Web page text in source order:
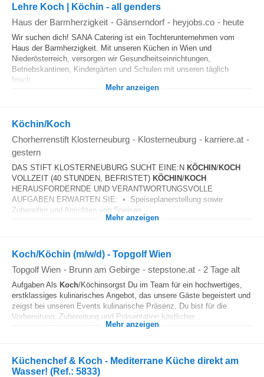
Lehre Koch | Köchin - all genders
Haus der Barmherzigkeit - Gänserndorf - heyjobs.co - heute
Wir suchen dich! SANA Catering ist ein Tochterunternehmen vom
Haus der Barmherzigkeit. Mit unseren Küchen in Wien und
Niederösterreich, versorgen wir Gesundheitseinrichtungen,
Betriebskantinen, Kindergärten und Schulen mit unseren täglich
frisch...
Mehr anzeigen
Köchin/Koch
Chorherrenstift Klosterneuburg - Klosterneuburg - karriere.at -
gestern
DAS STIFT KLOSTERNEUBURG SUCHT EINE:N KÖCHIN/KOCH
VOLLZEIT (40 STUNDEN, BEFRISTET) KÖCHIN/KOCH
HERAUSFORDERNDE UND VERANTWORTUNGSVOLLE
AUFGABEN ERWARTEN SIE: • Speiseplanerstellung sowie
Zubereiten und Anrichten von Speisen...
Mehr anzeigen
Koch/Köchin (m/w/d) - Topgolf Wien
Topgolf Wien - Brunn am Gebirge - stepstone.at - 2 Tage alt
Aufgaben Als Koch/Köchinsorgst Du im Team für ein hochwertiges,
erstklassiges kulinarisches Angebot, das unsere Gäste begeistert und
zeigst bei unseren Events kulinarische Präsenz. Du bist für die
Vorbereitung, Zubereitung und Präsentation köstlicher...
Mehr anzeigen
Küchenchef & Koch - Mediterrane Küche direkt am
Wasser! (Ref.: 5833)